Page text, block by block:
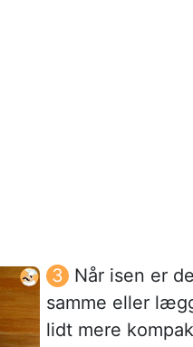
Når isen er
samme eller
lidt mere